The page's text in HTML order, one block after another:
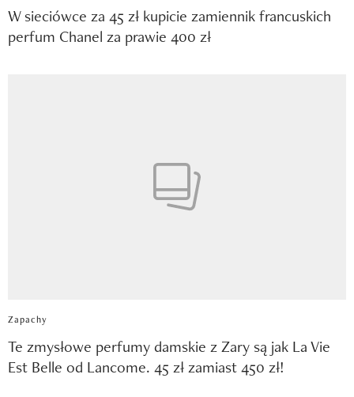
W sieciówce za 45 zł kupicie zamiennik francuskich
perfum Chanel za prawie 400 zł
Zapachy
Te zmysłowe perfumy damskie z Zary są jak La Vie
Est Belle od Lancome. 45 zł zamiast 450 zł!